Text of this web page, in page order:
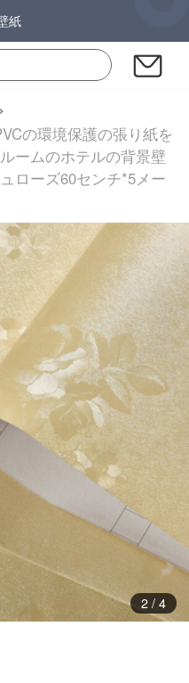
紙
の環境保護の張り紙を
ームのホテルの背景壁
ローズ60センチ*5メー
3/ 4